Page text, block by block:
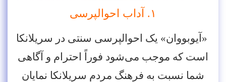
۱. آداب احوالپرسی
«آیوبووان» یک احوالپرسی سنتی در سریلانکا
است که موجب می‌شود فوراً احترام و آگاهی
شما نسبت به فرهنگ مردم سریلانکا نمایان